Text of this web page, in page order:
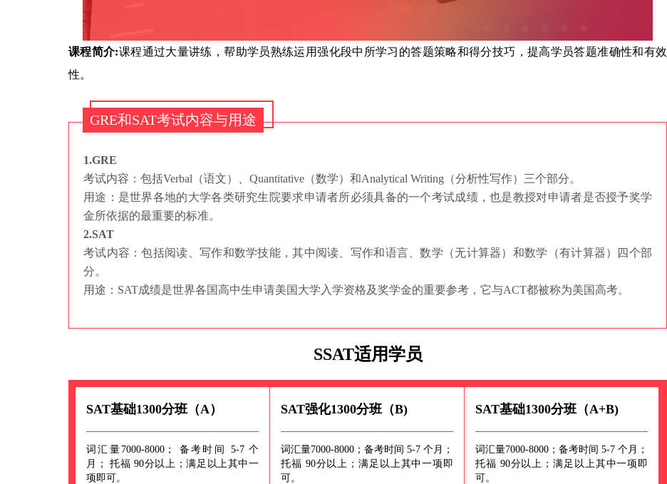
课程简介:课程通过大量讲练，帮助学员熟练运用强化段中所学习的答题策略和得分技巧，提高学员答题准确性和有效
性。
GRE和SAT考试内容与用途
1.GRE
考试内容：包括Verbal（语文）、Quantitative（数学）和Analytical Writing（分析性写作）三个部分。
用途：是世界各地的大学各类研究生院要求申请者所必须具备的一个考试成绩，也是教授对申请者是否授予奖学
金所依据的最重要的标准。
2.SAT
考试内容：包括阅读、写作和数学技能，其中阅读、写作和语言、数学（无计算器）和数学（有计算器）四个部
分。
用途：SAT成绩是世界各国高中生申请美国大学入学资格及奖学金的重要参考，它与ACT都被称为美国高考。
SSAT适用学员
SAT基础1300分班（A）
词汇量7000-8000； 备考时间 5-7 个
月； 托福 90分以上；满足以上其中一
项即可。
SAT强化1300分班（B)
词汇量7000-8000；备考时间 5-7 个月；
托福 90分以上；满足以上其中一项即
可。
SAT基础1300分班（A+B)
词汇量7000-8000；备考时间 5-7 个月；
托福 90分以上；满足以上其中一项即
可。